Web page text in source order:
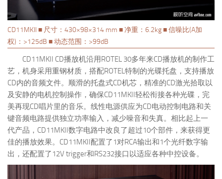
CD11MKII ■ 尺寸：430×98×314 mm ■ 净重：6.2kg ■ 信噪比(A加
权)：>125dB ■ 动态范围：>99dB
CD11MKII CD播放机沿用ROTEL 30多年来CD播放机的制作工
艺，机身采用重钢材质，搭配ROTEL特制的光碟托盘，支持播放
CD内的音频文件。顺滑的托盘式CD机芯，精准的CD激光拾取以
及安静的电机控制操作，确保CD11MKII轻松衔接各种光碟，完
美再现CD唱片里的音乐。线性电源供应为CD电动控制电路和关
键音频电路提供独立功率输入，减少噪音和失真。相比起上一
代产品，CD11MKII数字电路中改良了超过10个部件，来获得更
佳的播放效果。CD11MKII配置了1对RCA输出和1个光纤数字输
出，还配置了12V trigger和RS232接口以适应各种中控设备。